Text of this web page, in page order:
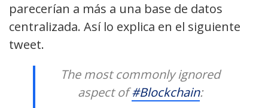
parecerían a más a una base de datos
centralizada. Así lo explica en el siguiente
tweet.
The most commonly ignored
aspect of#Blockchain: